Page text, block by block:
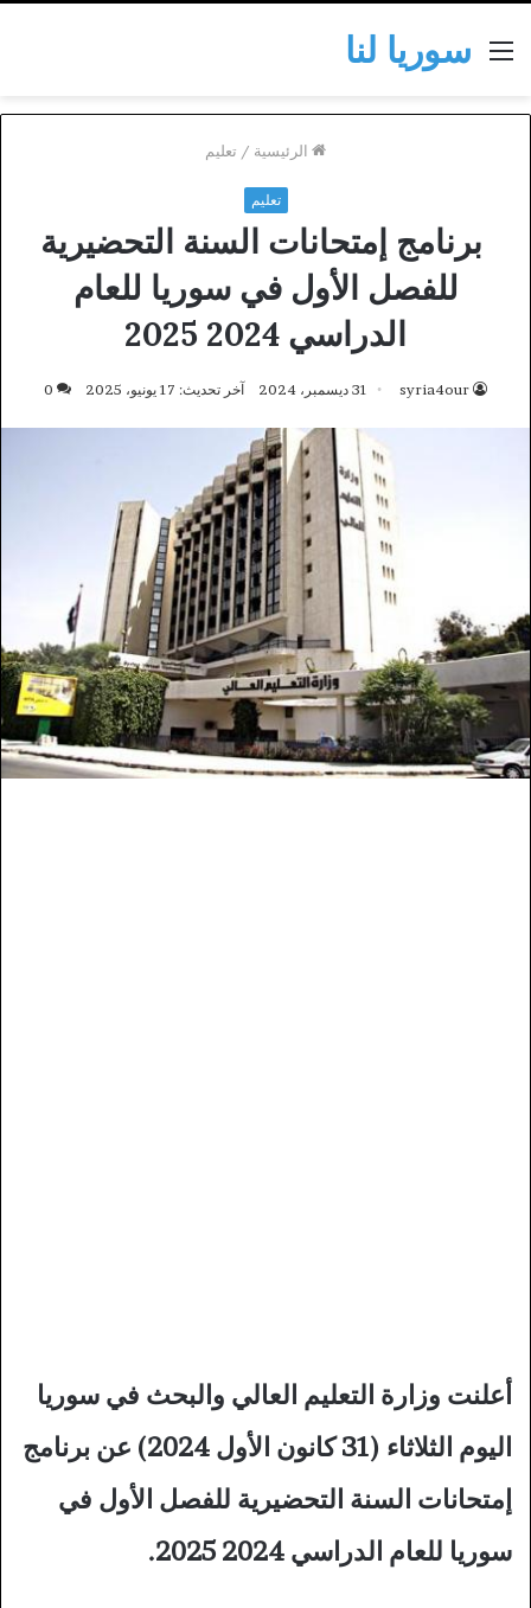
سوريا لناالقائمة
الرئيسية / تعليم
تعليم
برنامج إمتحانات السنة التحضيرية
للفصل الأول في سوريا للعام
الدراسي 2024 2025
syria4our 31 ديسمبر، 2024 آخر تحديث: 17 يونيو، 2025 0
أعلنت وزارة التعليم العالي والبحث في سوريا
اليوم الثلاثاء (31 كانون الأول 2024) عن برنامج
إمتحانات السنة التحضيرية للفصل الأول في
سوريا للعام الدراسي 2024 2025.